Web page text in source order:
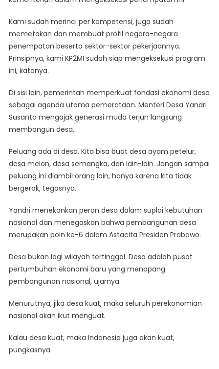
Kami sudah merinci per kompetensi, juga sudah
memetakan dan membuat profil negara-negara
penempatan beserta sektor-sektor pekerjaannya.
Prinsipnya, kami KP2MI sudah siap mengeksekusi program
ini, katanya.
Di sisi lain, pemerintah memperkuat fondasi ekonomi desa
sebagai agenda utama pemerataan. Menteri Desa Yandri
Susanto mengajak generasi muda terjun langsung
membangun desa.
Peluang ada di desa. Kita bisa buat desa ayam petelur,
desa melon, desa semangka, dan lain-lain. Jangan sampai
peluang ini diambil orang lain, hanya karena kita tidak
bergerak, tegasnya.
Yandri menekankan peran desa dalam suplai kebutuhan
nasional dan menegaskan bahwa pembangunan desa
merupakan poin ke-6 dalam Astacita Presiden Prabowo.
Desa bukan lagi wilayah tertinggal. Desa adalah pusat
pertumbuhan ekonomi baru yang menopang
pembangunan nasional, ujarnya.
Menurutnya, jika desa kuat, maka seluruh perekonomian
nasional akan ikut menguat.
Kalau desa kuat, maka Indonesia juga akan kuat,
pungkasnya.